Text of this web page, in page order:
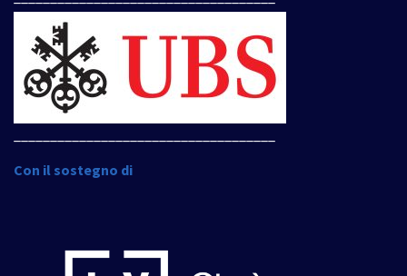
Con il sostegno di